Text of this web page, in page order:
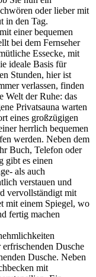
oder lieber mit
in den Tag.
einer bequemen
bei dem Fernseher
Essecke, mit
ideale Basis für
Stunden, hier ist
verlassen, finden
Welt der Ruhe: das
Privatsauna warten
eines großzügigen
herrlich bequemen
werden. Neben dem
Buch, Telefon oder
gibt es einen
als auch
verstauen und
vervollständigt mit
mit einem Spiegel, wo
fertig machen
erfrischenden Dusche
Dusche. Neben
mit